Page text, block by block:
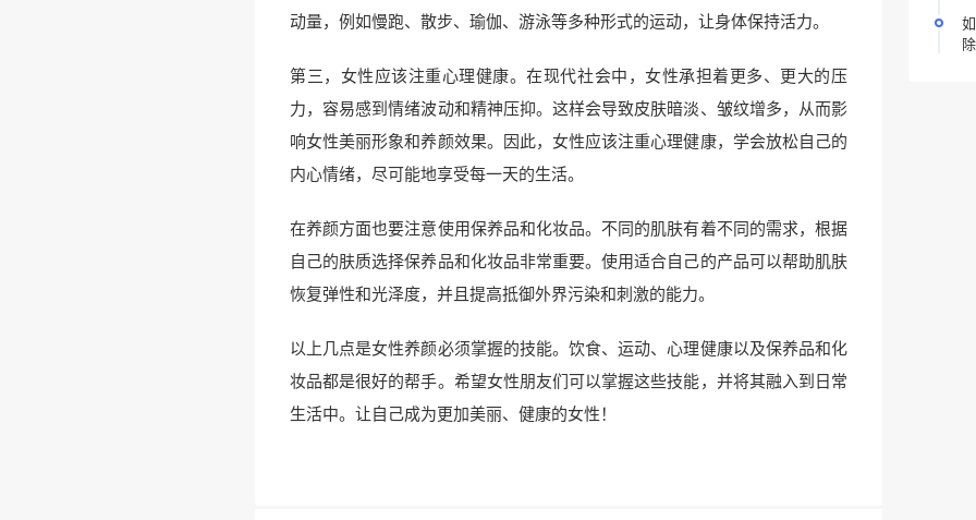
动量，例如慢跑、散步、瑜伽、游泳等多种形式的运动，让身体保持活力。
第三，女性应该注重心理健康。在现代社会中，女性承担着更多、更大的压
力，容易感到情绪波动和精神压抑。这样会导致皮肤暗淡、皱纹增多，从而影
响女性美丽形象和养颜效果。因此，女性应该注重心理健康，学会放松自己的
内心情绪，尽可能地享受每一天的生活。
在养颜方面也要注意使用保养品和化妆品。不同的肌肤有着不同的需求，根据
自己的肤质选择保养品和化妆品非常重要。使用适合自己的产品可以帮助肌肤
恢复弹性和光泽度，并且提高抵御外界污染和刺激的能力。
以上几点是女性养颜必须掌握的技能。饮食、运动、心理健康以及保养品和化
妆品都是很好的帮手。希望女性朋友们可以掌握这些技能，并将其融入到日常
生活中。让自己成为更加美丽、健康的女性！